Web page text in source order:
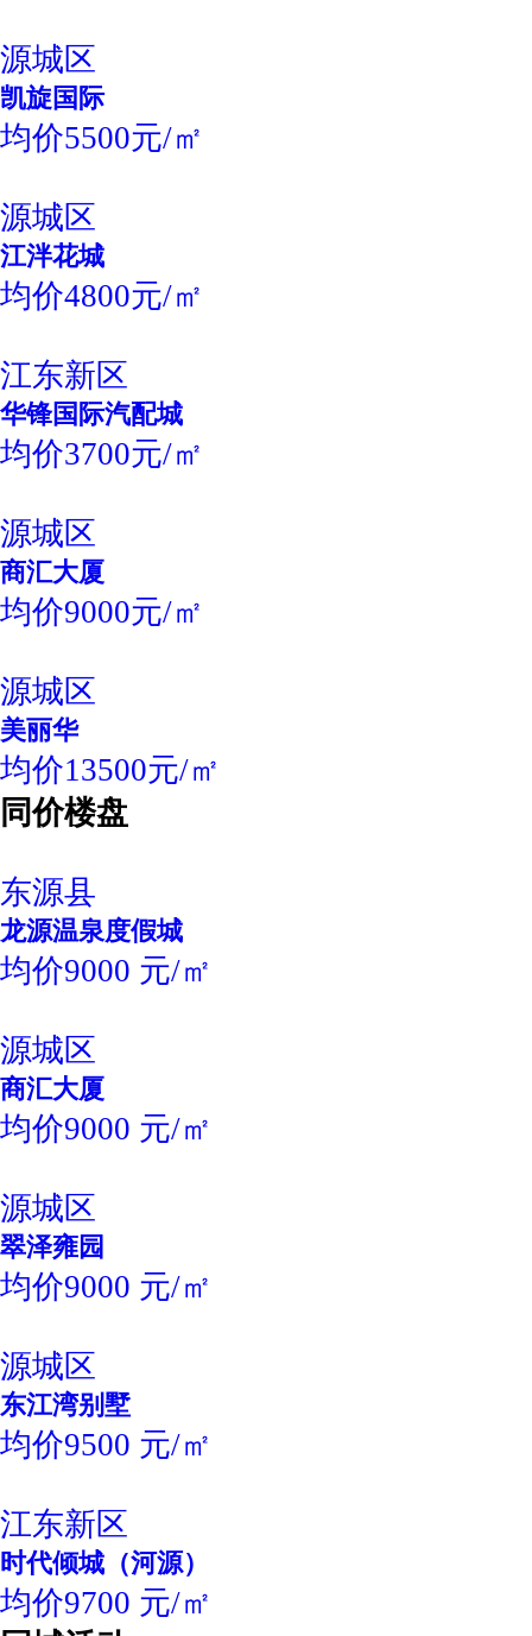
源城区
凯旋国际
均价5500元/㎡
源城区
江泮花城
均价4800元/㎡
江东新区
华锋国际汽配城
均价3700元/㎡
源城区
商汇大厦
均价9000元/㎡
源城区
美丽华
均价13500元/㎡
同价楼盘
东源县
龙源温泉度假城
均价9000 元/㎡
源城区
商汇大厦
均价9000 元/㎡
源城区
翠泽雍园
均价9000 元/㎡
源城区
东江湾别墅
均价9500 元/㎡
江东新区
时代倾城（河源）
均价9700 元/㎡